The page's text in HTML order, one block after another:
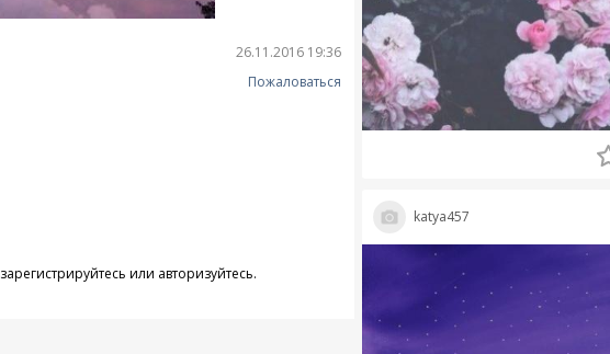
26.11.2016 19:36
Пожаловаться
зарегистрируйтесь или авторизуйтесь.
katya457